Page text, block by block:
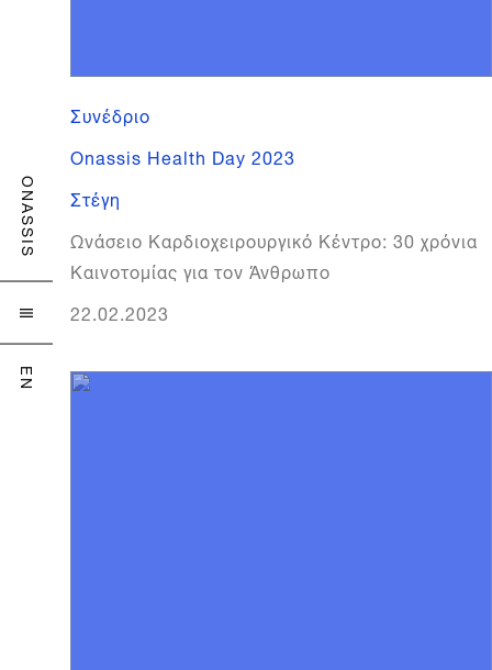
ONASSIS

EN
Συνέδριο
Onassis Health Day 2023
Στέγη
Ωνάσειο Καρδιοχειρουργικό Κέντρο: 30 χρόνια
Καινοτομίας για τον Άνθρωπο
22.02.2023